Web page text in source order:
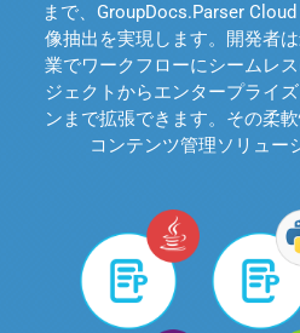
まで、GroupDocs.Parser
像抽出を実現します。開発者
業でワークフローにシームレ
ジェクトからエンタープライ
ンまで拡張できます。その柔
コンテンツ管理ソリュー